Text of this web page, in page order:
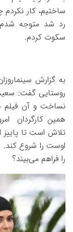
ساختیم، کار نکردم
رد شد متوجه
سکوت کردم.
به گزارش
روستایی گفت: سعید
نساخت و آن فیلم
همین کارگردان
تلاش است تا پاییز
اوست را شروع کند.
را فراهم می‌بیند؟